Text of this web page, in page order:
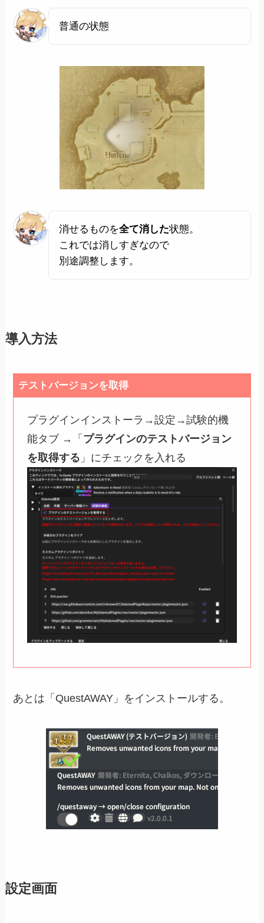
普通の状態
消せるものを全て消した状態。
これでは消しすぎなので
別途調整します。
導入方法
テストバージョンを取得
プラグインインストーラ→設定→試験的機
能タブ →「 プラグインのテストバージョン
を取得する 」にチェックを入れる
あとは「QuestAWAY」をインストールする。
設定画面